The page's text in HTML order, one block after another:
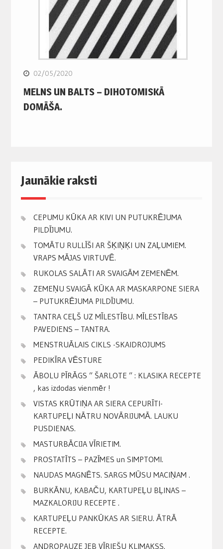
02/05/2020
MELNS UN BALTS – DIHOTOMISKĀ
DOMĀŠA.
Jaunākie raksti
CEPUMU KŪKA AR KIVI UN PUTUKRĒJUMA
PILDĪJUMU.
TOMĀTU RULLĪŠI AR ŠĶIŅĶI UN ZAĻUMIEM.
VRAPS MĀJAS VIRTUVĒ.
RUKOLAS SALĀTI AR SVAIGĀM ZEMENĒM.
ZEMEŅU SVAIGĀ KŪKA AR MASKARPONE SIERA
– PUTUKRĒJUMA PILDĪJUMU.
TANTRA CEĻŠ UZ MĪLESTĪBU. MĪLESTĪBAS
PAVEDIENS – TANTRA.
MENSTRUĀLAIS CIKLS -SKAIDROJUMS
PEDIKĪRA VĒSTURE
ĀBOLU PĪRĀGS ” ŠARLOTE ” : KLASIKA RECEPTE
, kas izdodas vienmēr !
VISTAS KRŪTIŅA AR SIERA CEPURĪTI-
KARTUPEĻI NĀTRU NOVĀRIJUMĀ. LAUKU
PUSDIENAS.
MASTURBĀCIJA VĪRIETIM.
PROSTATĪTS – PAZĪMES un SIMPTOMI.
NAUDAS MAGNĒTS. SARGS MŪSU MACIŅAM .
BURKĀNU, KABAČU, KARTUPEĻU BĻINAS –
MAZKALORIJU RECEPTE .
KARTUPEĻU PANKŪKAS AR SIERU. ĀTRĀ
RECEPTE.
ANDROPAUZE JEB VĪRIEŠU KLIMAKSS.